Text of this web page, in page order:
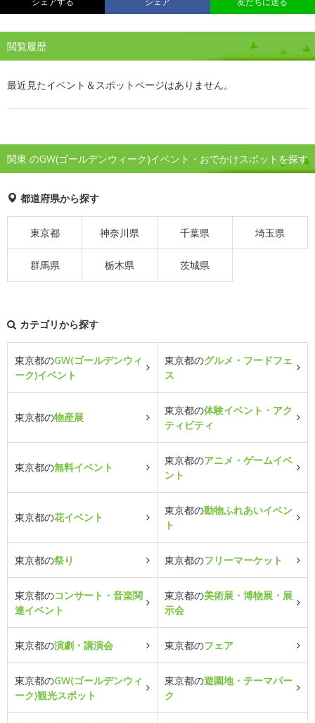
閲覧履歴
最近見たイベント＆スポットページはありません。
関東 のGW(ゴールデンウィーク)イベント・おでかけスポットを探す
都道府県から探す
東京都 神奈川県 千葉県 埼玉県
群馬県 栃木県 茨城県
カテゴリから探す
東京都のGW(ゴールデンウィ
ーク)イベント
東京都のグルメ・フードフェ
ス
東京都の物産展
東京都の体験イベント・アク
ティビティ
東京都の無料イベント
東京都のアニメ・ゲームイベ
ント
東京都の花イベント
東京都の動物ふれあいイベン
ト
東京都の祭り 東京都のフリーマーケット
東京都のコンサート・音楽関
連イベント
東京都の美術展・博物展・展
示会
東京都の演劇・講演会 東京都のフェア
東京都のGW(ゴールデンウィ
ーク)観光スポット
東京都の遊園地・テーマパー
ク